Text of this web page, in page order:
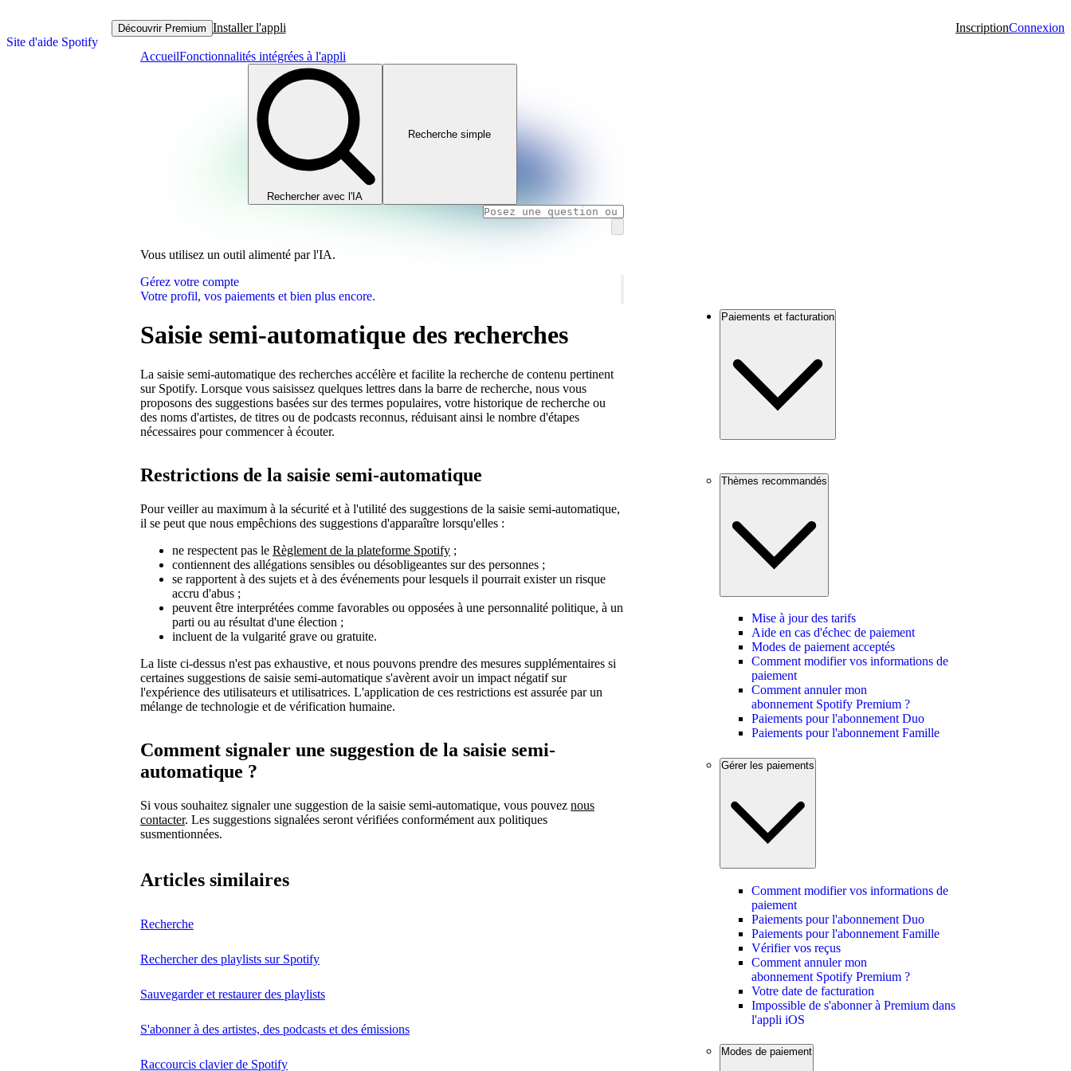
Site d'aide Spotify
Découvrir Premium Installer l'appli InscriptionConnexion
AccueilFonctionnalités intégrées à l'appli
Rechercher avec l'IA
Recherche simple
Vous utilisez un outil alimenté par l'IA.
Gérez votre compte
Votre profil, vos paiements et bien plus encore.
Saisie semi-automatique des recherches
La saisie semi-automatique des recherches accélère et facilite la recherche de contenu pertinent
sur Spotify. Lorsque vous saisissez quelques lettres dans la barre de recherche, nous vous
proposons des suggestions basées sur des termes populaires, votre historique de recherche ou
des noms d'artistes, de titres ou de podcasts reconnus, réduisant ainsi le nombre d'étapes
nécessaires pour commencer à écouter.
Restrictions de la saisie semi-automatique
Pour veiller au maximum à la sécurité et à l'utilité des suggestions de la saisie semi-automatique,
il se peut que nous empêchions des suggestions d'apparaître lorsqu'elles :
ne respectent pas le Règlement de la plateforme Spotify ;
contiennent des allégations sensibles ou désobligeantes sur des personnes ;
se rapportent à des sujets et à des événements pour lesquels il pourrait exister un risque
accru d'abus ;
peuvent être interprétées comme favorables ou opposées à une personnalité politique, à un
parti ou au résultat d'une élection ;
incluent de la vulgarité grave ou gratuite.
La liste ci-dessus n'est pas exhaustive, et nous pouvons prendre des mesures supplémentaires si
certaines suggestions de saisie semi-automatique s'avèrent avoir un impact négatif sur
l'expérience des utilisateurs et utilisatrices. L'application de ces restrictions est assurée par un
mélange de technologie et de vérification humaine.
Comment signaler une suggestion de la saisie semi-
automatique ?
Si vous souhaitez signaler une suggestion de la saisie semi-automatique, vous pouvez nous
contacter. Les suggestions signalées seront vérifiées conformément aux politiques
susmentionnées.
Articles similaires
Recherche
Rechercher des playlists sur Spotify
Sauvegarder et restaurer des playlists
S'abonner à des artistes, des podcasts et des émissions
Raccourcis clavier de Spotify
Paiements et facturation
Thèmes recommandés
Mise à jour des tarifs
Aide en cas d'échec de paiement
Modes de paiement acceptés
Comment modifier vos informations de
paiement
Comment annuler mon
abonnement Spotify Premium ?
Paiements pour l'abonnement Duo
Paiements pour l'abonnement Famille
Gérer les paiements
Comment modifier vos informations de
paiement
Paiements pour l'abonnement Duo
Paiements pour l'abonnement Famille
Vérifier vos reçus
Comment annuler mon
abonnement Spotify Premium ?
Votre date de facturation
Impossible de s'abonner à Premium dans
l'appli iOS
Modes de paiement